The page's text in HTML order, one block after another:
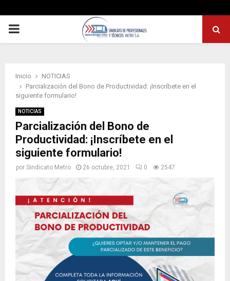
PRIMARY
Inicio
NOTICIAS
Parcialización del Bono de Productividad: ¡Inscríbete en el
siguiente formulario!
NOTICIAS
Parcialización del Bono de
Productividad: ¡Inscríbete en el
siguiente formulario!
por Sindicato Metro 26 octubre, 2021 0 2547